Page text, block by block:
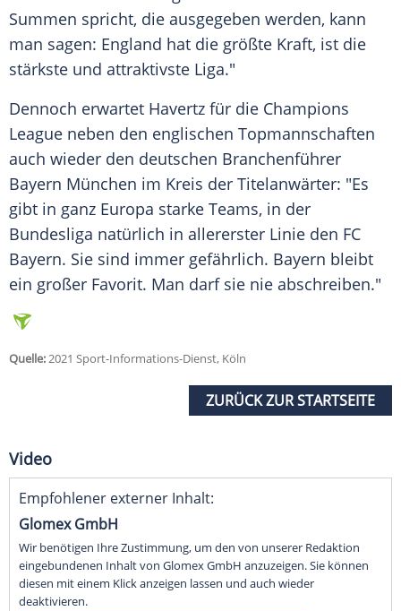
Summen spricht, die ausgegeben werden, kann
man sagen: England hat die größte Kraft, ist die
stärkste und attraktivste Liga."
Dennoch erwartet Havertz für die Champions
League neben den englischen Topmannschaften
auch wieder den deutschen Branchenführer
Bayern München im Kreis der Titelanwärter: "Es
gibt in ganz Europa starke Teams, in der
Bundesliga natürlich in allererster Linie den FC
Bayern. Sie sind immer gefährlich. Bayern bleibt
ein großer Favorit. Man darf sie nie abschreiben."
Quelle:2021 Sport-Informations-Dienst, Köln
ZURÜCK ZUR STARTSEITE
Video
Empfohlener externer Inhalt:
Glomex GmbH
Wir benötigen Ihre Zustimmung, um den von unserer Redaktion
eingebundenen Inhalt von Glomex GmbH anzuzeigen. Sie können
diesen mit einem Klick anzeigen lassen und auch wieder
deaktivieren.